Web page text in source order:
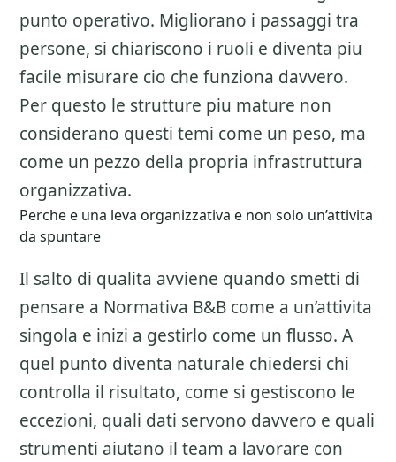
punto operativo. Migliorano i passaggi tra
persone, si chiariscono i ruoli e diventa piu
facile misurare cio che funziona davvero.
Per questo le strutture piu mature non
considerano questi temi come un peso, ma
come un pezzo della propria infrastruttura
organizzativa.
Perche e una leva organizzativa e non solo un’attivita
da spuntare
Il salto di qualita avviene quando smetti di
pensare a Normativa B&B come a un’attivita
singola e inizi a gestirlo come un flusso. A
quel punto diventa naturale chiedersi chi
controlla il risultato, come si gestiscono le
eccezioni, quali dati servono davvero e quali
strumenti aiutano il team a lavorare con